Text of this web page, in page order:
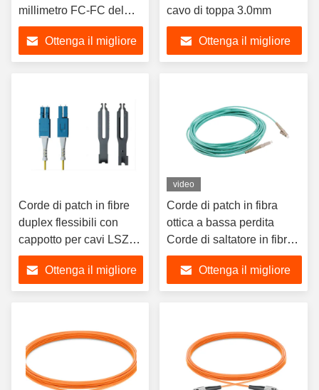
millimetro FC-FC del
cavo di toppa OM1
Ottenga il migliore
cavo di toppa 3.0mm
Ottenga il migliore
Corde di patch in fibre
duplex flessibili con
cappotto per cavi LSZH
e tipo di ferrule UPC
Ottenga il migliore
video
Corde di patch in fibra
ottica a bassa perdita
Corde di saltatore in fibra
ottica da LC a LC
Ottenga il migliore